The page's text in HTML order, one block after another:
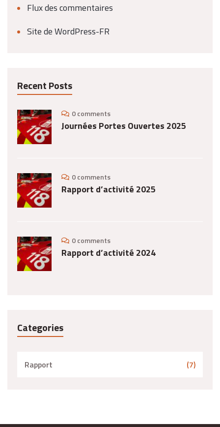
Flux des commentaires
Site de WordPress-FR
Recent Posts
0 comments
Journées Portes Ouvertes 2025
0 comments
Rapport d’activité 2025
0 comments
Rapport d’activité 2024
Categories
Rapport (7)